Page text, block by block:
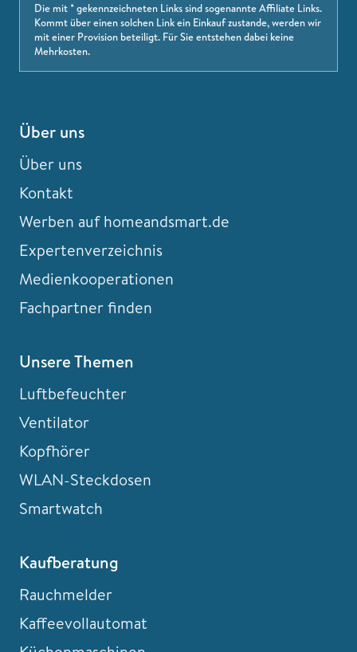
Die mit * gekennzeichneten Links sind sogenannte Affiliate Links.
Kommt über einen solchen Link ein Einkauf zustande, werden wir
mit einer Provision beteiligt. Für Sie entstehen dabei keine
Mehrkosten.
Über uns
Über uns
Kontakt
Werben auf homeandsmart.de
Expertenverzeichnis
Medienkooperationen
Fachpartner finden
Unsere Themen
Luftbefeuchter
Ventilator
Kopfhörer
WLAN-Steckdosen
Smartwatch
Kaufberatung
Rauchmelder
Kaffeevollautomat